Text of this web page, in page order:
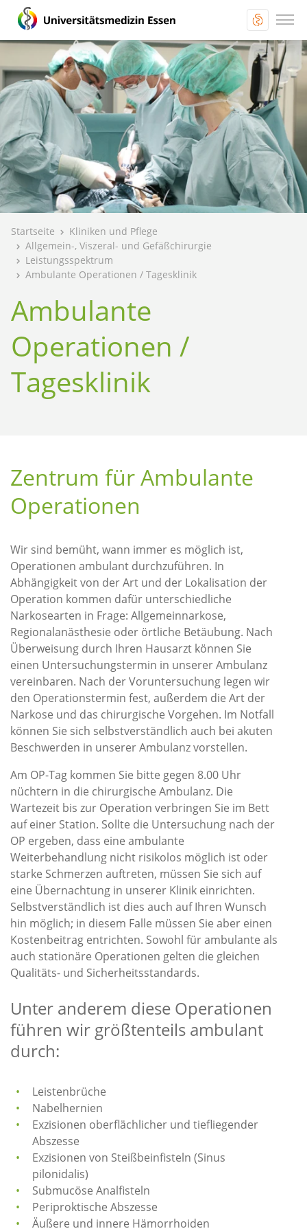
Startseite
Kliniken und Pflege
Allgemein-, Viszeral- und Gefäßchirurgie
Leistungsspektrum
Ambulante Operationen / Tagesklinik
Ambulante
Operationen /
Tagesklinik
Zentrum für Ambulante
Operationen
Wir sind bemüht, wann immer es möglich ist,
Operationen ambulant durchzuführen. In
Abhängigkeit von der Art und der Lokalisation der
Operation kommen dafür unterschiedliche
Narkosearten in Frage: Allgemeinnarkose,
Regionalanästhesie oder örtliche Betäubung. Nach
Überweisung durch Ihren Hausarzt können Sie
einen Untersuchungstermin in unserer Ambulanz
vereinbaren. Nach der Voruntersuchung legen wir
den Operationstermin fest, außerdem die Art der
Narkose und das chirurgische Vorgehen. Im Notfall
können Sie sich selbstverständlich auch bei akuten
Beschwerden in unserer Ambulanz vorstellen.
Am OP-Tag kommen Sie bitte gegen 8.00 Uhr
nüchtern in die chirurgische Ambulanz. Die
Wartezeit bis zur Operation verbringen Sie im Bett
auf einer Station. Sollte die Untersuchung nach der
OP ergeben, dass eine ambulante
Weiterbehandlung nicht risikolos möglich ist oder
starke Schmerzen auftreten, müssen Sie sich auf
eine Übernachtung in unserer Klinik einrichten.
Selbstverständlich ist dies auch auf Ihren Wunsch
hin möglich; in diesem Falle müssen Sie aber einen
Kostenbeitrag entrichten. Sowohl für ambulante als
auch stationäre Operationen gelten die gleichen
Qualitäts- und Sicherheitsstandards.
Unter anderem diese Operationen
führen wir größtenteils ambulant
durch:
Leistenbrüche
Nabelhernien
Exzisionen oberflächlicher und tiefliegender
Abszesse
Exzisionen von Steißbeinfisteln (Sinus
pilonidalis)
Submucöse Analfisteln
Periproktische Abszesse
Äußere und innere Hämorrhoiden